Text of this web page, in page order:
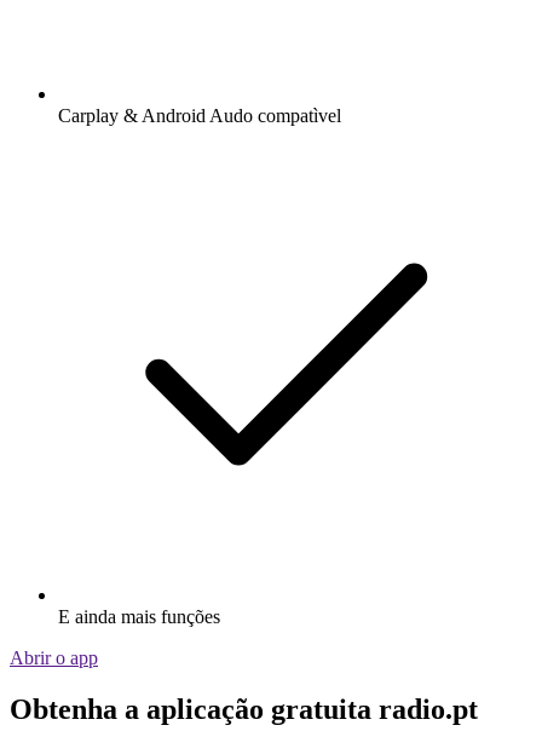
Carplay & Android Audo compatìvel
E ainda mais funções
Abrir o app
Obtenha a aplicação gratuita radio.pt